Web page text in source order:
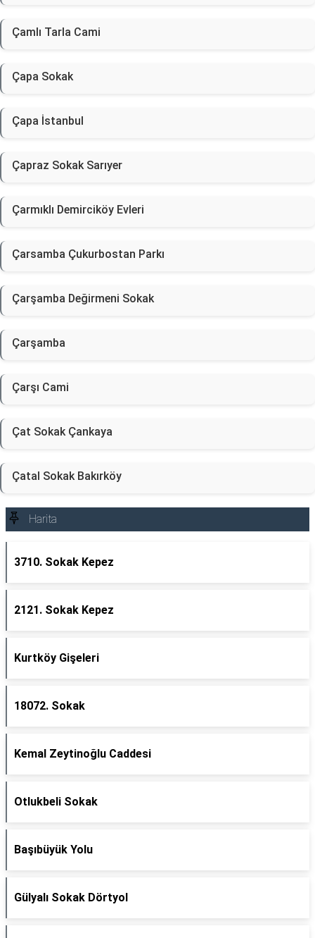
Çamlı Tarla Cami
Çapa Sokak
Çapa İstanbul
Çapraz Sokak Sarıyer
Çarmıklı Demirciköy Evleri
Çarsamba Çukurbostan Parkı
Çarşamba Değirmeni Sokak
Çarşamba
Çarşı Cami
Çat Sokak Çankaya
Çatal Sokak Bakırköy
Harita
3710. Sokak Kepez
2121. Sokak Kepez
Kurtköy Gişeleri
18072. Sokak
Kemal Zeytinoğlu Caddesi
Otlukbeli Sokak
Başıbüyük Yolu
Gülyalı Sokak Dörtyol